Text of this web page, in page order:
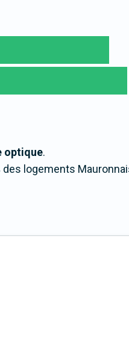
optique.
logements